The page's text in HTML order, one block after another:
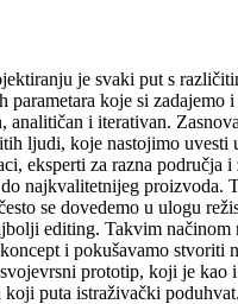
je svaki put s
parametara koje si zadajemo
analitičan i iterativan.
ljudi, koje nastojimo uvesti
eksperti za razna područja i
najkvalitetnijeg proizvoda.
se dovedemo u ulogu
editing. Takvim načinom
i pokušavamo stvoriti
prototip, koji je kao
koji puta istraživački poduhvat.